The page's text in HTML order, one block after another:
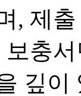
, 제
충
깊이